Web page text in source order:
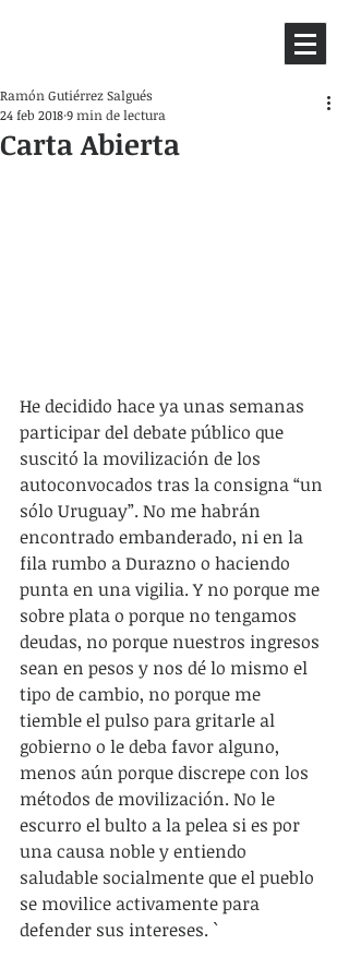
Carta Abierta
Ramón Gutiérrez Salgués
24 feb 20189 min de lectura
He decidido hace ya unas semanas
participar del debate público que
suscitó la movilización de los
autoconvocados tras la consigna “un
sólo Uruguay”. No me habrán
encontrado embanderado, ni en la
fila rumbo a Durazno o haciendo
punta en una vigilia. Y no porque me
sobre plata o porque no tengamos
deudas, no porque nuestros ingresos
sean en pesos y nos dé lo mismo el
tipo de cambio, no porque me
tiemble el pulso para gritarle al
gobierno o le deba favor alguno,
menos aún porque discrepe con los
métodos de movilización. No le
escurro el bulto a la pelea si es por
una causa noble y entiendo
saludable socialmente que el pueblo
se movilice activamente para
defender sus intereses. `